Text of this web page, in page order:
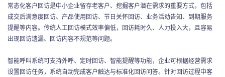
常态化客户回访是中小企业留存老客户、挖掘客户潜在需求的重要方式，包括
成交后满意度回访、产品使用回访、节日关怀回访、业务活动告知、到期服务
提醒等内容。传统人工回访模式效率偏低，回访耗时久、人力投入大，且容易
出现回访遗漏、回访内容不规范等问题。
智能呼叫系统可支持外呼、定时回访、智能提醒等功能，企业可根据经营需求
设置回访任务，系统自动完成客户触达与标准化回访问答。针对回访过程中客